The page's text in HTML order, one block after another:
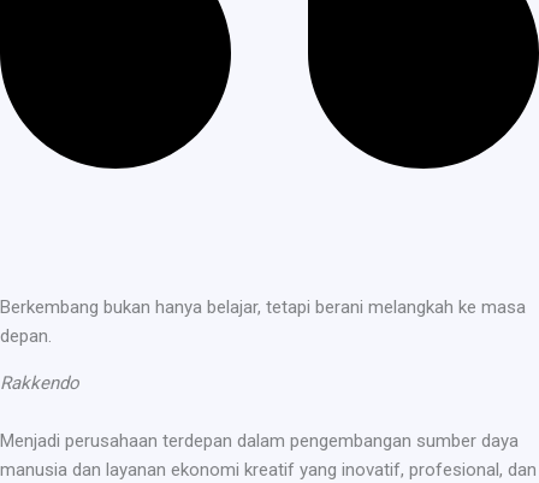
Berkembang bukan hanya belajar, tetapi berani melangkah ke masa
depan.
Rakkendo
Menjadi perusahaan terdepan dalam pengembangan sumber daya
manusia dan layanan ekonomi kreatif yang inovatif, profesional, dan